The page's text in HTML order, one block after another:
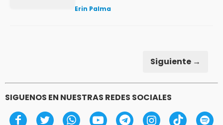
Erin Palma
Siguiente →
SIGUENOS EN NUESTRAS REDES SOCIALES